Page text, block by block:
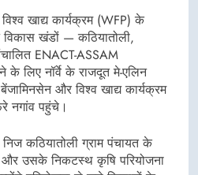
खाद्य कार्यक्रम (WFP) के
खंडों — कठियातोली,
ENACT-ASSAM
के लिए नॉर्वे के राजदूत मे-एलिन
और विश्व खाद्य कार्यक्रम
नगांव पहुंचे।
कठियातोली ग्राम पंचायत के
उसके निकटस्थ कृषि परियोजना